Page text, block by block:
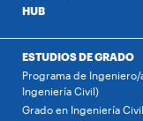
HUB
ESTUDIOS DE GRADO
Programa de Ingeniero/
Ingeniería Civil)
Grado en Ingeniería Civil